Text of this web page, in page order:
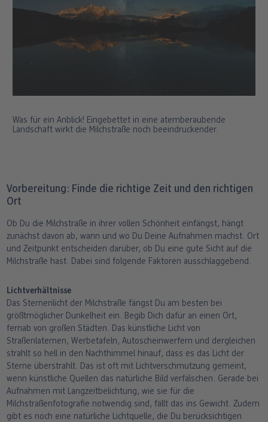
Was für ein Anblick! Eingebettet in eine atemberaubende
Landschaft wirkt die Milchstraße noch beeindruckender.
Vorbereitung: Finde die richtige Zeit und den richtigen
Ort
Ob Du die Milchstraße in ihrer vollen Schönheit einfängst, hängt
zunächst davon ab, wann und wo Du Deine Aufnahmen machst. Ort
und Zeitpunkt entscheiden darüber, ob Du eine gute Sicht auf die
Milchstraße hast. Dabei sind folgende Faktoren ausschlaggebend.
Lichtverhältnisse
Das Sternenlicht der Milchstraße fängst Du am besten bei
größtmöglicher Dunkelheit ein. Begib Dich dafür an einen Ort,
fernab von großen Städten. Das künstliche Licht von
Straßenlaternen, Werbetafeln, Autoscheinwerfern und dergleichen
strahlt so hell in den Nachthimmel hinauf, dass es das Licht der
Sterne überstrahlt. Das ist oft mit Lichtverschmutzung gemeint,
wenn künstliche Quellen das natürliche Bild verfälschen. Gerade bei
Aufnahmen mit Langzeitbelichtung, wie sie für die
Milchstraßenfotografie notwendig sind, fällt das ins Gewicht. Zudem
gibt es noch eine natürliche Lichtquelle, die Du berücksichtigen